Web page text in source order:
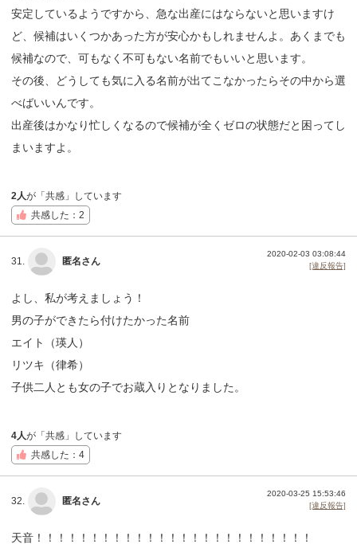
安定しているようですから、急な出産にはならないと思いますけ
ど、候補はいくつかあった方が安心かもしれませんよ。あくまでも
候補なので、可もなく不可もない名前でもいいと思います。
その後、どうしても気に入る名前が出てこなかったらその中から選
べばいいんです。
出産後はかなり忙しくなるので候補が全くゼロの状態だと困ってし
まいますよ。
2人が「共感」しています
共感した：2
31. 匿名さん
2020-02-03 03:08:44
[違反報告]
よし、私が考えましょう！
男の子ができたら付けたかった名前
エイト（瑛人）
リツキ（律希）
子供二人とも女の子でお蔵入りとなりました。
4人が「共感」しています
共感した：4
32. 匿名さん
2020-03-25 15:53:46
[違反報告]
天音！！！！！！！！！！！！！！！！！！！！！！！！！